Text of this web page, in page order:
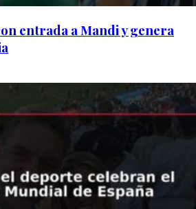
entrada a Mandi y genera